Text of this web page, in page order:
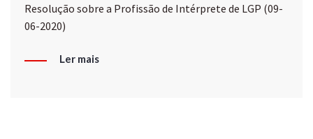
Resolução sobre a Profissão de Intérprete de LGP (09-
06-2020)
Ler mais